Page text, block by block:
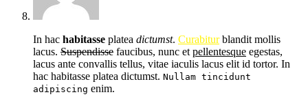
In hac habitasse platea dictumst. Curabiturblandit mollis
lacus. Suspendisse faucibus, nunc etpellentesque egestas,
lacus ante convallis tellus, vitae iaculis lacus elit id tortor. In
hac habitasse platea dictumst. Nullam tincidunt
adipiscing enim.